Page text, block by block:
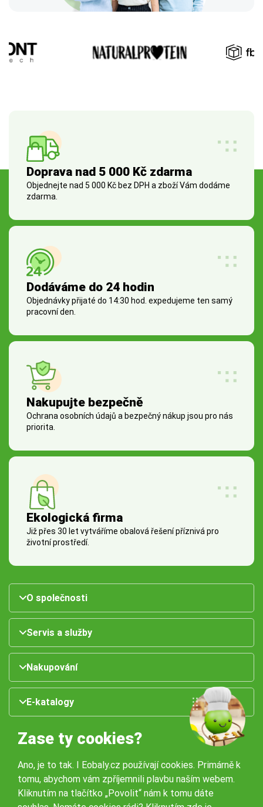
Doprava nad 5 000 Kč zdarma
Objednejte nad 5 000 Kč bez DPH a zboží Vám dodáme
zdarma.
Dodáváme do 24 hodin
Objednávky přijaté do 14:30 hod. expedujeme ten samý
pracovní den.
Nakupujte bezpečně
Ochrana osobních údajů a bezpečný nákup jsou pro nás
priorita.
Ekologická firma
Již přes 30 let vytváříme obalová řešení příznivá pro
životní prostředí.
O společnosti
Servis a služby
Nakupování
E-katalogy
Zase ty cookies?
Ano, je to tak. I Eobaly.cz používají cookies. Primárně k
tomu, abychom vám zpříjemnili plavbu naším webem.
Kliknutím na tlačítko „Povolit“ nám k tomu dáte